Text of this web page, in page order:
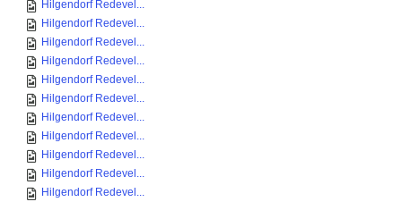
Hilgendorf Redevel...
Hilgendorf Redevel...
Hilgendorf Redevel...
Hilgendorf Redevel...
Hilgendorf Redevel...
Hilgendorf Redevel...
Hilgendorf Redevel...
Hilgendorf Redevel...
Hilgendorf Redevel...
Hilgendorf Redevel...
Hilgendorf Redevel...